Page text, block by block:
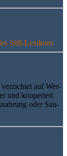
ver­zich­tet auf Wer­
und koope­riert
oder Sau­